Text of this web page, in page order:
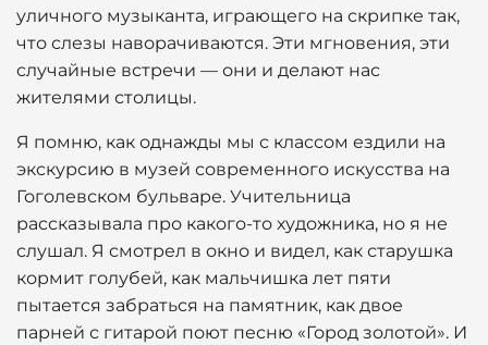
уличного музыканта, играющего на скрипке так,
что слезы наворачиваются. Эти мгновения, эти
случайные встречи — они и делают нас
жителями столицы.
Я помню, как однажды мы с классом ездили на
экскурсию в музей современного искусства на
Гоголевском бульваре. Учительница
рассказывала про какого-то художника, но я не
слушал. Я смотрел в окно и видел, как старушка
кормит голубей, как мальчишка лет пяти
пытается забраться на памятник, как двое
парней с гитарой поют песню «Город золотой». И